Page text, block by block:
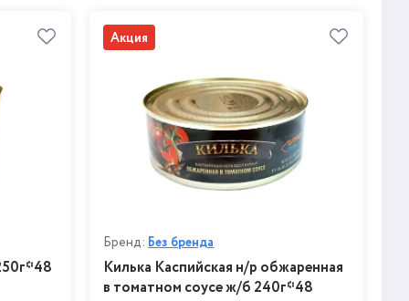
Акция
Бренд:Без бренда
Килька Каспийская н/р обжаренная
в томатном соусе ж/б 240г*48